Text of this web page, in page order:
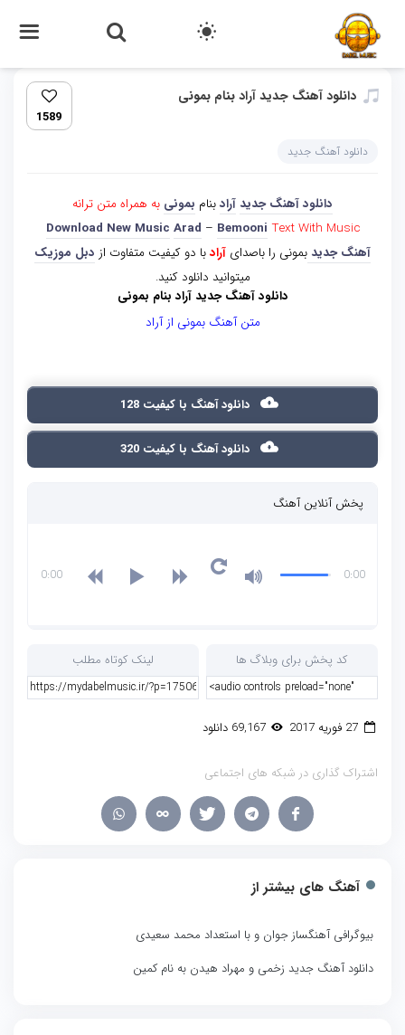
دانلود آهنگ جدید آراد بنام بمونی
1589
دانلود آهنگ جدید
دانلود آهنگ جدید آرادبنام بمونی به همراه متن ترانه
Download New Music Arad – Bemooni Text With Music
آهنگ جدید بمونی را باصدای آرادبا دو کیفیت متفاوت از دبل موزیک
میتوانید دانلود کنید.
دانلود آهنگ جدید آراد بنام بمونی
متن آهنگ بمونی از آراد
دانلود آهنگ با کیفیت 128
دانلود آهنگ با کیفیت 320
پخش آنلاین آهنگ
0:00
0:00
کد پخش برای وبلاگ ها لینک کوتاه مطلب
27 فوریه 2017 69,167 دانلود
اشتراک گذاری در شبکه های اجتماعی
آهنگ های بیشتر از
بیوگرافی آهنگساز جوان و با استعداد محمد سعیدی
دانلود آهنگ جدید زخمی و مهراد هیدن به نام کمین